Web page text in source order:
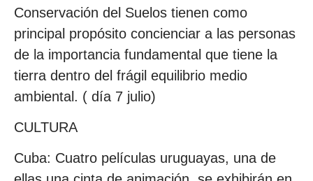
Conservación del Suelos tienen como
principal propósito concienciar a las personas
de la importancia fundamental que tiene la
tierra dentro del frágil equilibrio medio
ambiental. ( día 7 julio)
CULTURA
Cuba: Cuatro películas uruguayas, una de